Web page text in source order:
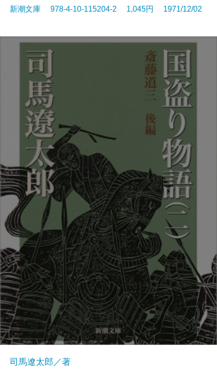
新潮文庫 978-4-10-115204-2 1,045円 1971/12/02
司馬遼太郎／著